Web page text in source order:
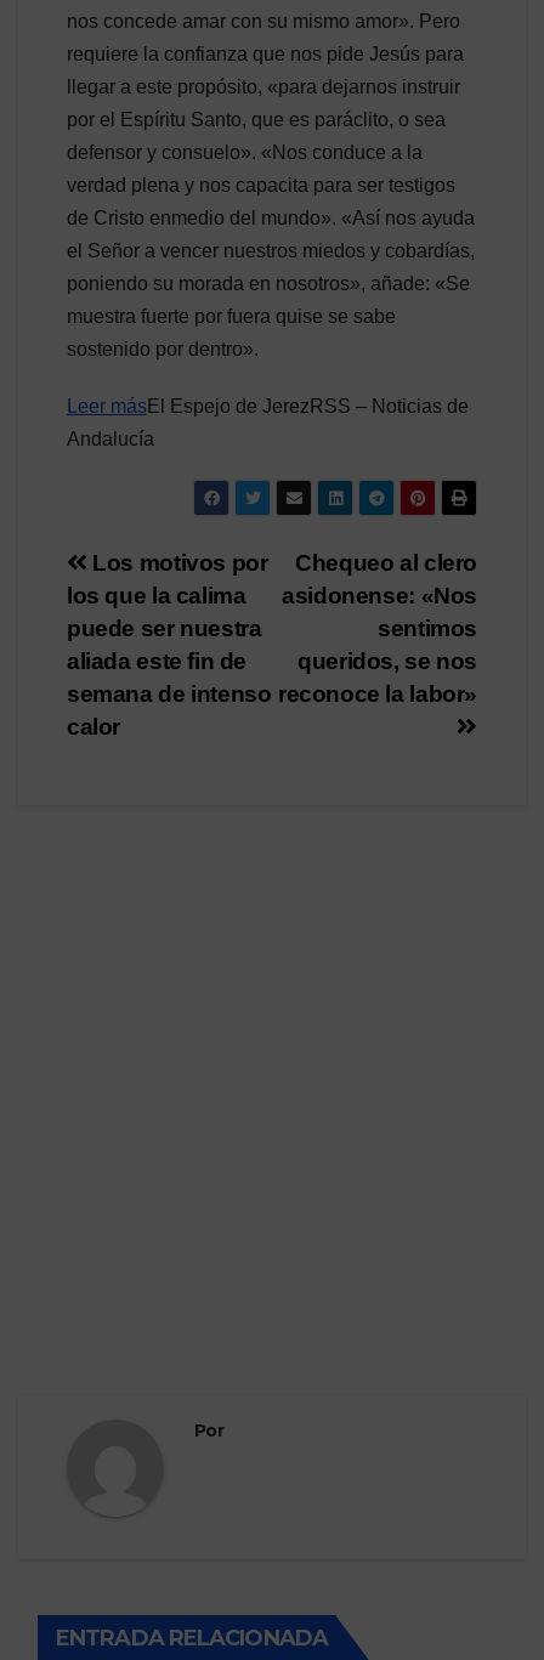
nos concede amar con su mismo amor». Pero
requiere la confianza que nos pide Jesús para
llegar a este propósito, «para dejarnos instruir
por el Espíritu Santo, que es paráclito, o sea
defensor y consuelo». «Nos conduce a la
verdad plena y nos capacita para ser testigos
de Cristo enmedio del mundo». «Así nos ayuda
el Señor a vencer nuestros miedos y cobardías,
poniendo su morada en nosotros», añade: «Se
muestra fuerte por fuera quise se sabe
sostenido por dentro».
Leer másEl Espejo de JerezRSS – Noticias de
Andalucía
Navegación
de
entradas
Chequeo al clero
asidonense: «Nos
sentimos
queridos, se nos
reconoce la labor»
Los motivos por
los que la calima
puede ser nuestra
aliada este fin de
semana de intenso
calor
Por
ENTRADA RELACIONADA